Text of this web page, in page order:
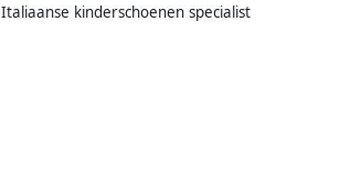
Italiaanse kinderschoenen specialist